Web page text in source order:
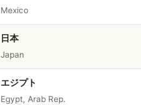
Mexico
日本
Japan
エジプト
Egypt, Arab Rep.